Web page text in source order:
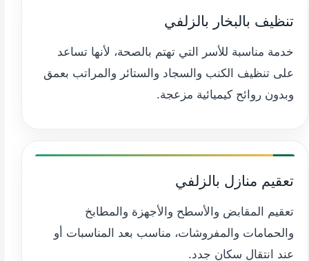
تنظيف بالبخار بالزلفي
خدمة مناسبة للأسر التي تهتم بالصحة، لأنها تساعد
على تنظيف الكنب والسجاد والستائر والمراتب بعمق
وبدون روائح كيميائية مزعجة.
تعقيم منازل بالزلفي
تعقيم المقابض والأسطح والأجهزة والمطابخ
والحمامات والمفروشات، مناسب بعد المناسبات أو
عند انتقال سكان جدد.